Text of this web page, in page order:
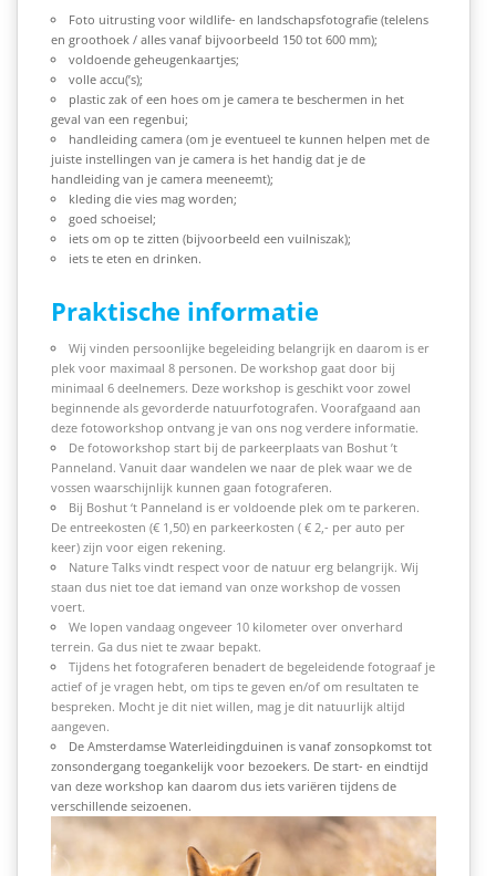
Foto uitrusting voor wildlife- en landschapsfotografie (telelens
en groothoek / alles vanaf bijvoorbeeld 150 tot 600 mm);
voldoende geheugenkaartjes;
volle accu(’s);
plastic zak of een hoes om je camera te beschermen in het
geval van een regenbui;
handleiding camera (om je eventueel te kunnen helpen met de
juiste instellingen van je camera is het handig dat je de
handleiding van je camera meeneemt);
kleding die vies mag worden;
goed schoeisel;
iets om op te zitten (bijvoorbeeld een vuilniszak);
iets te eten en drinken.
Praktische informatie
Wij vinden persoonlijke begeleiding belangrijk en daarom is er
plek voor maximaal 8 personen. De workshop gaat door bij
minimaal 6 deelnemers. Deze workshop is geschikt voor zowel
beginnende als gevorderde natuurfotografen. Voorafgaand aan
deze fotoworkshop ontvang je van ons nog verdere informatie.
De fotoworkshop start bij de parkeerplaats van Boshut ’t
Panneland. Vanuit daar wandelen we naar de plek waar we de
vossen waarschijnlijk kunnen gaan fotograferen.
Bij Boshut ‘t Panneland is er voldoende plek om te parkeren.
De entreekosten (€ 1,50) en parkeerkosten ( € 2,- per auto per
keer) zijn voor eigen rekening.
Nature Talks vindt respect voor de natuur erg belangrijk. Wij
staan dus niet toe dat iemand van onze workshop de vossen
voert.
We lopen vandaag ongeveer 10 kilometer over onverhard
terrein. Ga dus niet te zwaar bepakt.
Tijdens het fotograferen benadert de begeleidende fotograaf je
actief of je vragen hebt, om tips te geven en/of om resultaten te
bespreken. Mocht je dit niet willen, mag je dit natuurlijk altijd
aangeven.
De Amsterdamse Waterleidingduinen is vanaf zonsopkomst tot
zonsondergang toegankelijk voor bezoekers. De start- en eindtijd
van deze workshop kan daarom dus iets variëren tijdens de
verschillende seizoenen.